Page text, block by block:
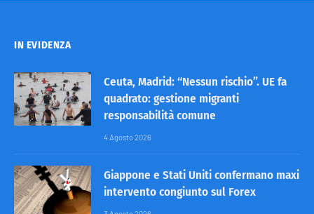
IN EVIDENZA
Ceuta, Madrid: “Nessun rischio”. UE fa
quadrato: gestione migranti
responsabilità comune
4 Agosto 2026
Giappone e Stati Uniti confermano maxi
intervento congiunto sul Forex